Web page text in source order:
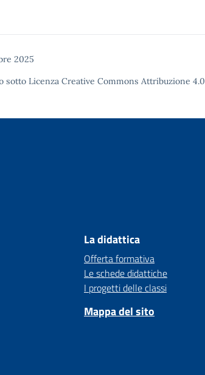
2025
sotto Licenza Creative Commons Attribuzione 4.0
La didattica
Offerta formativa
Le schede didattiche
I progetti delle classi
Mappa del sito